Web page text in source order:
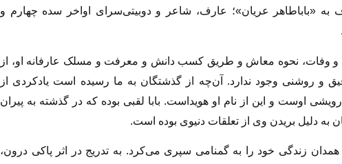
به «باباطاهر عریان»؛ عارف، شاعر و دوبیتی‌سرای اواخر سده چهارم و
و وفات‌، نحوه معاش‌ و طریق‌ کسب‌ دانش‌ و معرفت‌ و مسلک‌ عارفانه او، از
و روشنى‌ وجود ندارد. آن‌چه از گذشتگان به ما رسیده است یادکردی از
اوست و این از نام او هویداست. بابا لقبی بوده که در گذشته به پیران
به دلیل بریدن وی از تعلقات دنیوی بوده است.
همدان زندگی خود را به گمنامی سپری می‌کرد. به تدریج در اثر پاکی درون،